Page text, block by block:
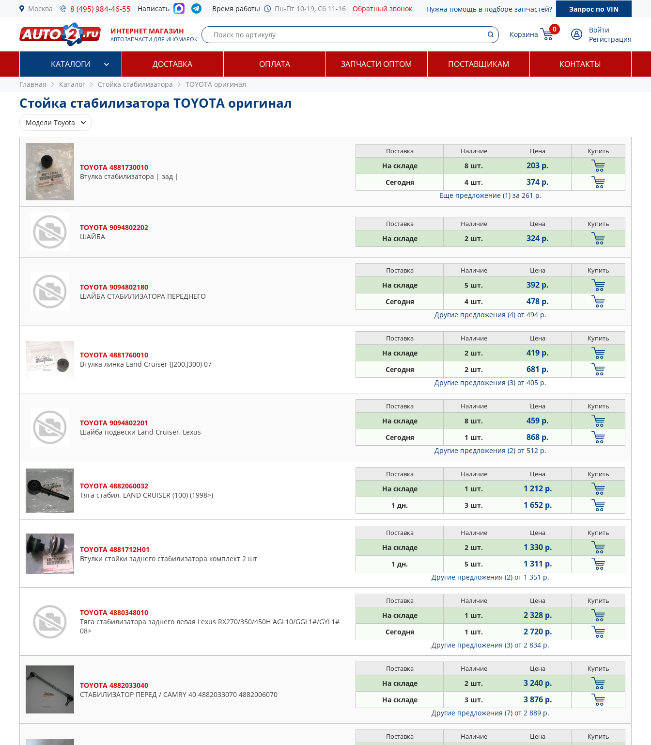
Москва 8 (495) 984-46-55 Написать Время работы Пн-Пт 10-19, Сб 11-16 Обратный звонок Нужна помощь в подборе запчастей? Запрос по VIN
ИНТЕРНЕТ МАГАЗИН
АВТОЗАПЧАСТИ ДЛЯ ИНОМАРОК
Корзина
0
Войти
Регистрация
КАТАЛОГИ ДОСТАВКА ОПЛАТА ЗАПЧАСТИ ОПТОМ ПОСТАВЩИКАМ КОНТАКТЫ
Главная Каталог Стойка стабилизатора TOYOTA оригинал
Стойка стабилизатора TOYOTA оригинал
Модели Toyota
4 Runner
Alphard
Aurion
Auris
Avalon
Avensis
Aygo
Bb
Corolla
Crown
Dyna
Fj Cruiser
Fortuner
Harrier
Hilux
Ist
Kluger
Mark
Paseo
Platz
Prius
Probox
Raum
Rush
Sequoia
Sienna
Soluna
Starlet
Tundra
Venza
Verso
TOYOTA 4881730010
Втулка стабилизатора | зад |
Поставка Наличие Цена Купить
На складе 8 шт. 203 р.
Сегодня 4 шт. 374 р.
Еще предложение (1) за 261 р.
TOYOTA 9094802202
ШАЙБА
Поставка Наличие Цена Купить
На складе 2 шт. 324 р.
TOYOTA 9094802180
ШАЙБА СТАБИЛИЗАТОРА ПЕРЕДНЕГО
Поставка Наличие Цена Купить
На складе 5 шт. 392 р.
Сегодня 4 шт. 478 р.
Другие предложения (4) от 494 р.
TOYOTA 4881760010
Втулка линка Land Cruiser (J200,J300) 07-
Поставка Наличие Цена Купить
На складе 2 шт. 419 р.
Сегодня 2 шт. 681 р.
Другие предложения (3) от 405 р.
TOYOTA 9094802201
Шайба подвески Land Cruiser, Lexus
Поставка Наличие Цена Купить
На складе 8 шт. 459 р.
Сегодня 1 шт. 868 р.
Другие предложения (2) от 512 р.
TOYOTA 4882060032
Тяга стабил. LAND CRUISER (100) (1998>)
Поставка Наличие Цена Купить
На складе 1 шт. 1 212 р.
1 дн. 3 шт. 1 652 р.
TOYOTA 4881712H01
Втулки стойки заднего стабилизатора комплект 2 шт
Поставка Наличие Цена Купить
На складе 2 шт. 1 330 р.
1 дн. 5 шт. 1 311 р.
Другие предложения (2) от 1 351 р.
TOYOTA 4880348010
Тяга стабилизатора заднего левая Lexus RX270/350/450H AGL10/GGL1#/GYL1#
08>
Поставка Наличие Цена Купить
На складе 1 шт. 2 328 р.
Сегодня 1 шт. 2 720 р.
Другие предложения (3) от 2 834 р.
TOYOTA 4882033040
СТАБИЛИЗАТОР ПЕРЕД / CAMRY 40 4882033070 4882006070
Поставка Наличие Цена Купить
На складе 2 шт. 3 240 р.
На складе 3 шт. 3 876 р.
Другие предложения (7) от 2 889 р.
Поставка Наличие Цена Купить